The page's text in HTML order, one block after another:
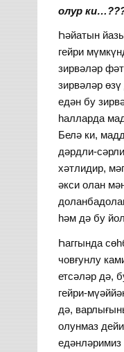
олур
Һәйатын
гейри
зирвәләр
зирвәләр
едән бу
һалларда
Белә ки,
дәрдли-
хәтлидир,
әкси олан
һәм дә бу
Һаггында
човғунлу
етсәләр дә,
гейри-
дә,
олунмаз